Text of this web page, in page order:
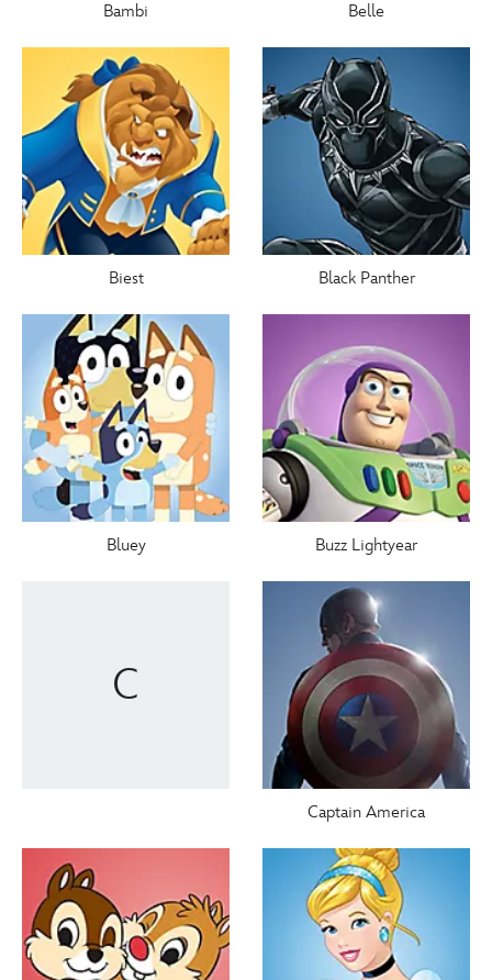
Bambi Belle
Biest Black Panther
Bluey Buzz Lightyear
C
Captain America